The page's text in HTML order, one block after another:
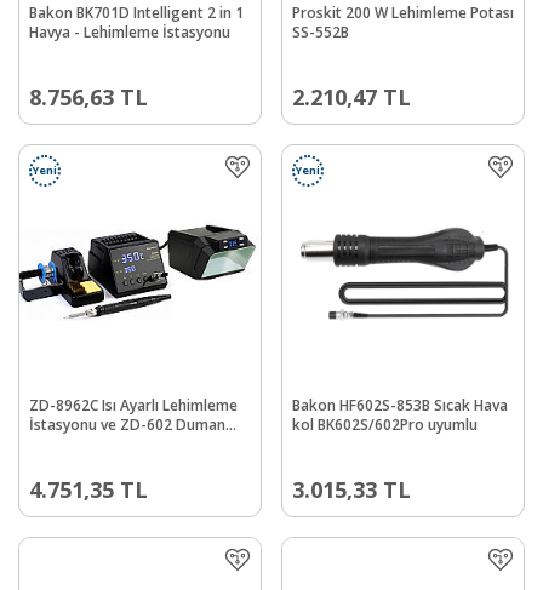
Bakon BK701D Intelligent 2 in 1
Havya - Lehimleme İstasyonu
8.756,63 TL
Proskit 200 W Lehimleme Potası
SS-552B
2.210,47 TL
Yeni
ZD-8962C Isı Ayarlı Lehimleme
İstasyonu ve ZD-602 Duman
4.751,35 TL
Yeni
Bakon HF602S-853B Sıcak Hava
kol BK602S/602Pro uyumlu
3.015,33 TL